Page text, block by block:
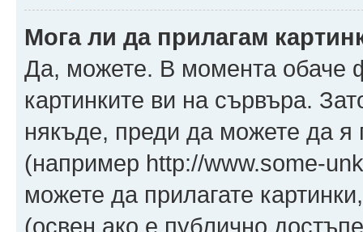
Мога ли да прилагам
Да, можете. В момента обаче
картинките ви на сървъра.
някъде, преди да можете да
(например http://www.some-
можете да прилагате
(освен ако е публично